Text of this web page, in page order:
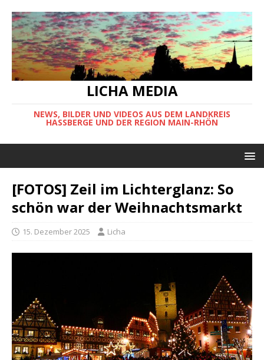
LICHA MEDIA
NEWS, BILDER UND VIDEOS AUS DEM LANDKREIS
HASSBERGE UND DER REGION MAIN-RHÖN
[FOTOS] Zeil im Lichterglanz: So
schön war der Weihnachtsmarkt
15. Dezember 2025 Licha